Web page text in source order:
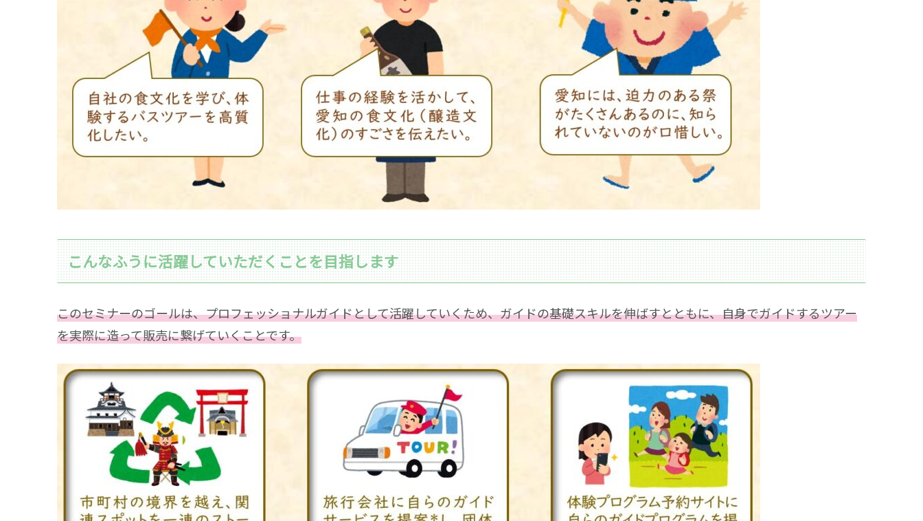
こんなふうに活躍していただくことを目指します
このセミナーのゴールは、プロフェッショナルガイドとして活躍していくため、ガイドの基礎スキルを伸ばすとともに、自身でガイドするツアー
を実際に造って販売に繋げていくことです。